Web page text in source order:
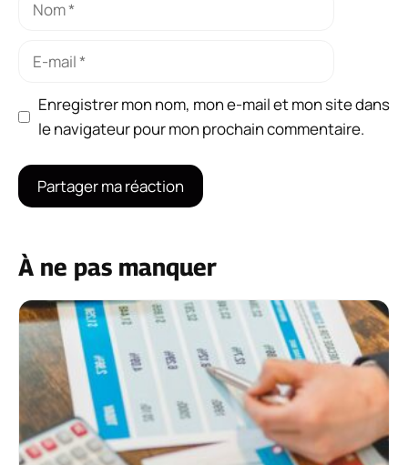
Enregistrer mon nom, mon e-mail et mon site dans
le navigateur pour mon prochain commentaire.
À ne pas manquer